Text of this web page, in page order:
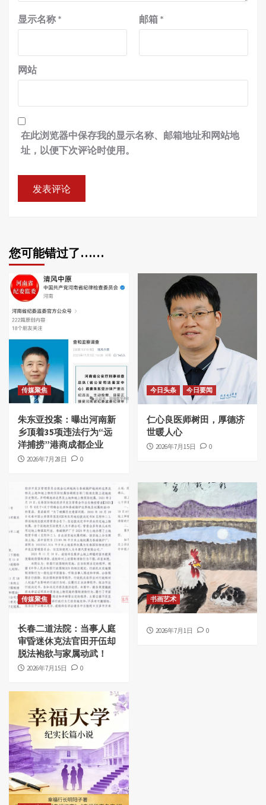
显示名称 * 邮箱 *
网站
在此浏览器中保存我的显示名称、邮箱地址和网站地
址，以便下次评论时使用。
您可能错过了……
传媒聚焦
朱东亚投案：曝出河南新
乡顶着35项违法行为“远
洋捕捞”港商成都企业
2026年7月28日 0
今日头条 今日要闻
仁心良医师树田，厚德济
世暖人心
2026年7月15日 0
传媒聚焦
长春二道法院：当事人庭
审昏迷休克法官田开伍却
脱法袍欲与家属动武！
2026年7月15日 0
书画艺术
2026年7月1日 0